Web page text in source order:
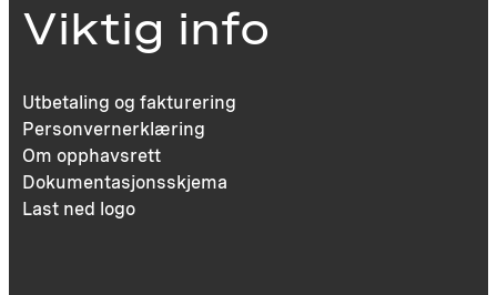
Viktig info
Utbetaling og fakturering
Personvernerklæring
Om opphavsrett
Dokumentasjonsskjema
Last ned logo